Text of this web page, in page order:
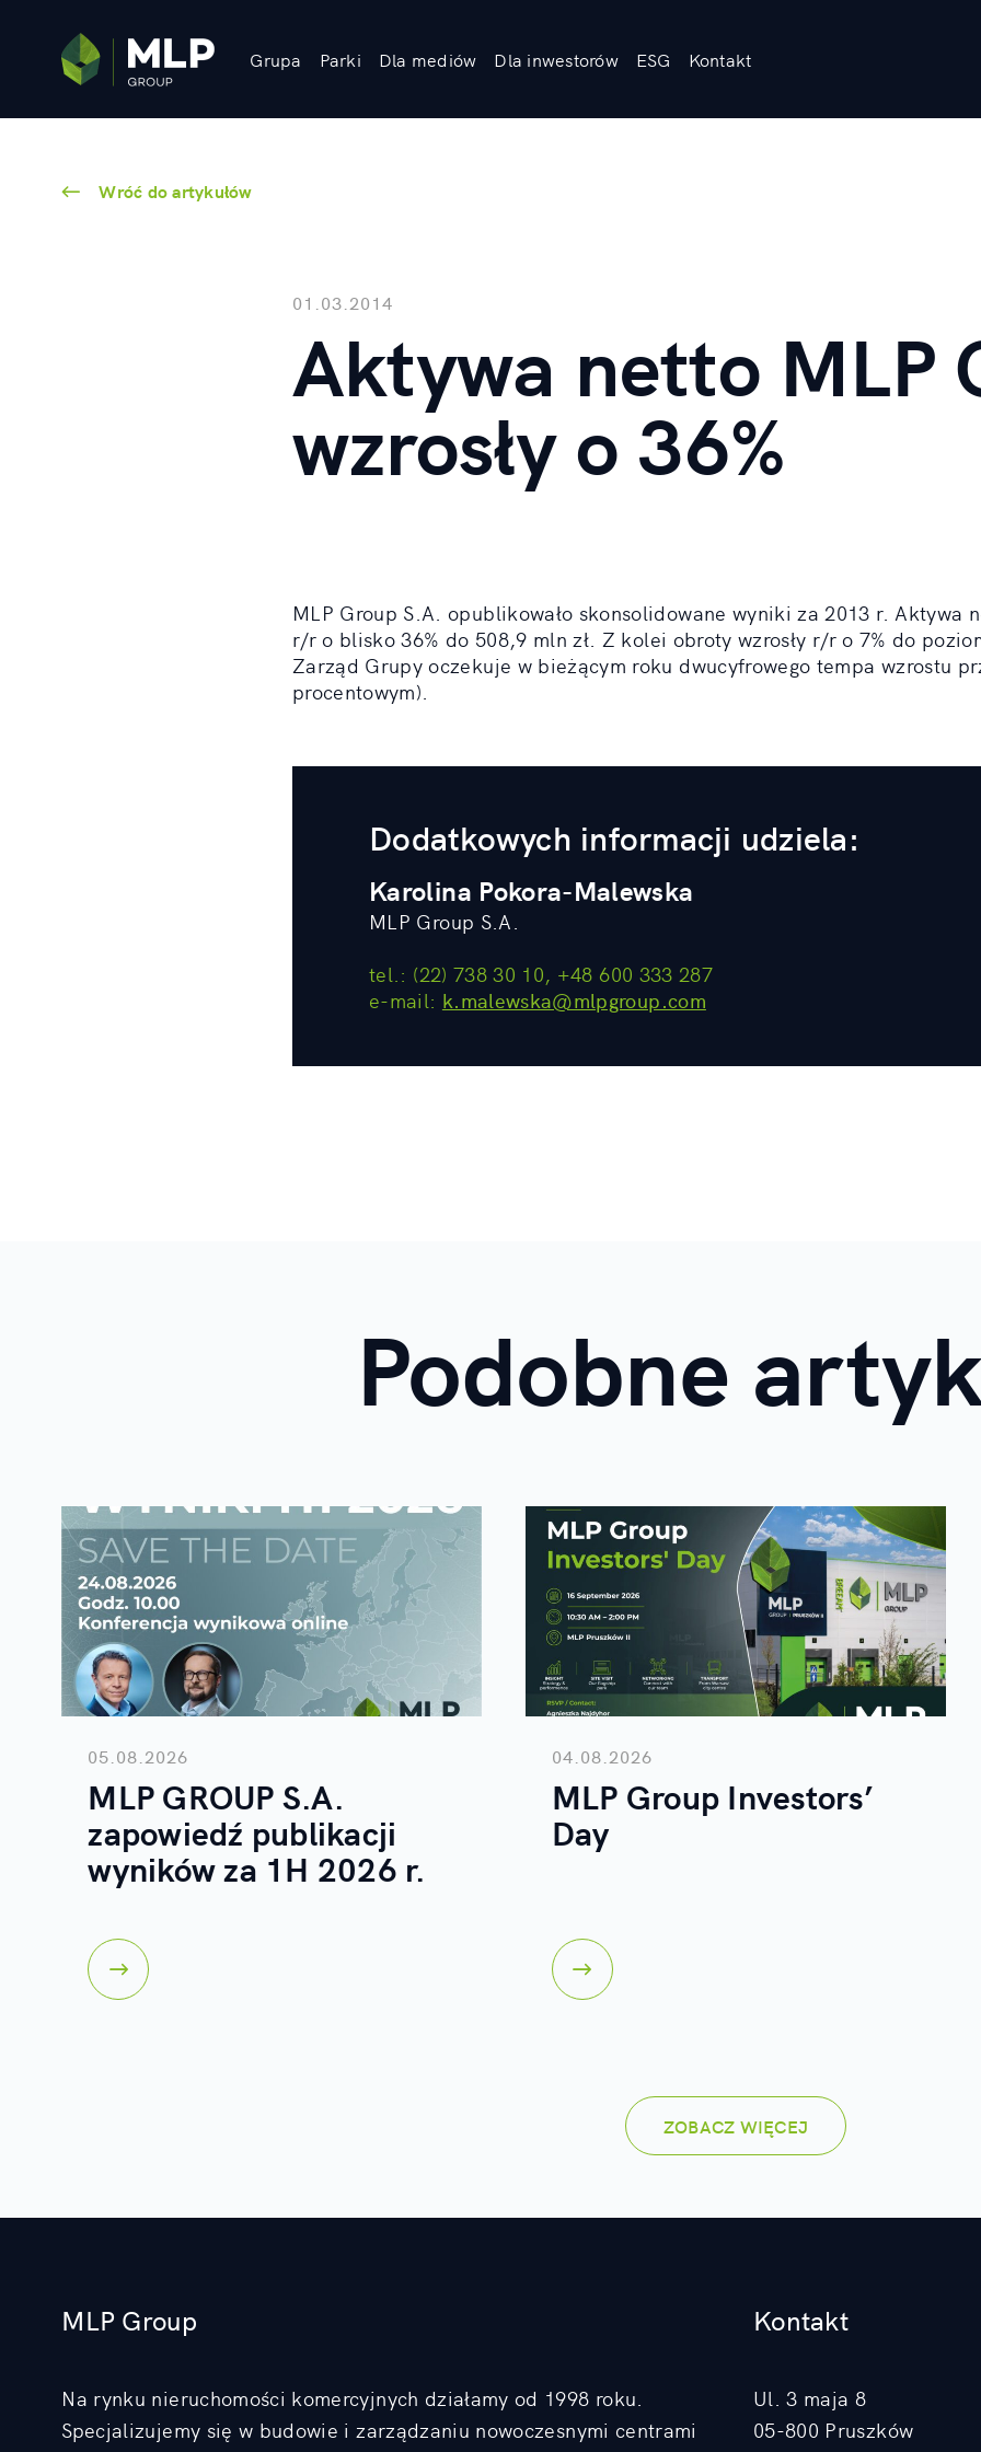
Grupa Parki Dla mediów Dla inwestorów ESG Kontakt
Wróć do artykułów
01.03.2014
Aktywa netto MLP
wzrosły o 36%
MLP Group S.A. opublikowało skonsolidowane wyniki za 2013 r. Aktywa
r/r o blisko 36% do 508,9 mln zł. Z kolei obroty wzrosły r/r o 7% do
Zarząd Grupy oczekuje w bieżącym roku dwucyfrowego tempa wzrostu
procentowym).
Dodatkowych informacji udziela:
Karolina Pokora-Malewska
MLP Group S.A.
tel.: (22) 738 30 10, +48 600 333 287
e-mail: k.malewska@mlpgroup.com
Podobne
05.08.2026
MLP GROUP S.A.
zapowiedź publikacji
wyników za 1H 2026 r.
04.08.2026
MLP Group Investors’
Day
ZOBACZ WIĘCEJ
MLP Group
Na rynku nieruchomości komercyjnych działamy od 1998 roku.
Specjalizujemy się w budowie i zarządzaniu nowoczesnymi centrami
Kontakt
Ul. 3 maja 8
05-800 Pruszków